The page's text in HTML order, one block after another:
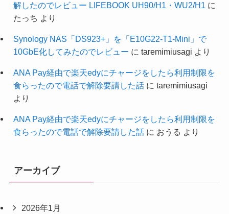
解したのでレビュー LIFEBOOK UH90/H1・WU2/H1 に
たっち より
Synology NAS「DS923+」を「E10G22-T1-Mini」で
10GbE化してみたのでレビュー に taremimiusagi より
ANA Pay経由で楽天edyにチャージをしたら利用制限を
食らったので電話で解除要請した話に taremimiusagi
より
ANA Pay経由で楽天edyにチャージをしたら利用制限を
食らったので電話で解除要請した話に おうる より
アーカイブ
2026年1月